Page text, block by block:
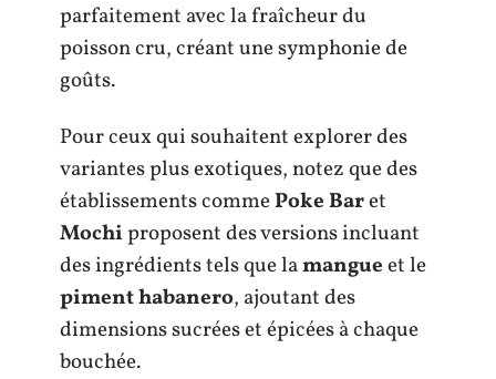
parfaitement avec la fraîcheur du
poisson cru, créant une symphonie de
goûts.
Pour ceux qui souhaitent explorer des
variantes plus exotiques, notez que des
établissements commePoke Baret
Mochiproposent des versions incluant
des ingrédients tels que lamangueet le
piment habanero, ajoutant des
dimensions sucrées et épicées à chaque
bouchée.